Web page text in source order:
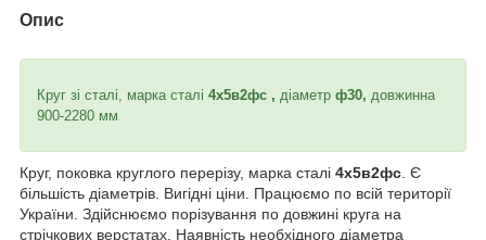
Опис
Круг зі сталі, марка сталі 4х5в2фс , діаметр ф30, довжинна
900-2280 мм
Круг, поковка круглого перерізу, марка сталі 4х5в2фс . Є
більшість діаметрів. Вигідні ціни. Працюємо по всій території
України. Здійснюємо порізування по довжині круга на
стрічкових верстатах. Наявність необхідного діаметра